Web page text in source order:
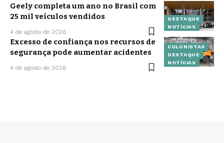
DESTAQUE
NOTÍCIAS
Geely completa um ano no Brasil com
25 mil veículos vendidos
4 de agosto de 2026
COLUNISTAS
DESTAQUE
NOTÍCIAS
Excesso de confiança nos recursos de
segurança pode aumentar acidentes
4 de agosto de 2026